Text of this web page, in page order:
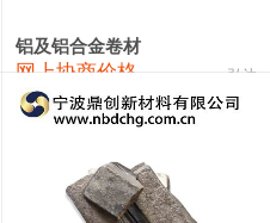
19,000
14,200
铝及铝合金卷材
网上协商价格 弘达